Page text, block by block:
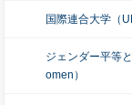
国際連合大学（
ジェンダー平等
omen）